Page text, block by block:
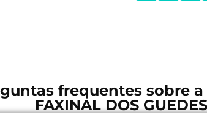
frequentes sobre
FAXINAL DOS GUEDES